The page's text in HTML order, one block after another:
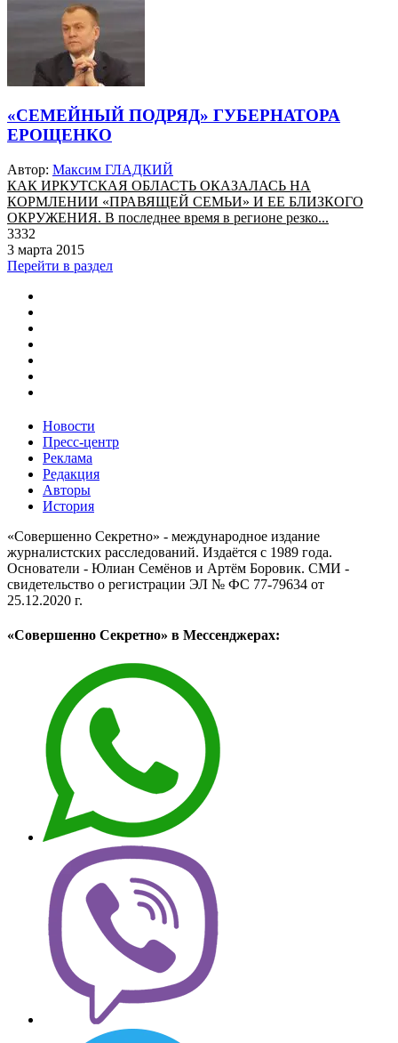
«СЕМЕЙНЫЙ ПОДРЯД» ГУБЕРНАТОРА
ЕРОЩЕНКО
Автор: Максим ГЛАДКИЙ
КАК ИРКУТСКАЯ ОБЛАСТЬ ОКАЗАЛАСЬ НА
КОРМЛЕНИИ «ПРАВЯЩЕЙ СЕМЬИ» И ЕЕ БЛИЗКОГО
ОКРУЖЕНИЯ. В последнее время в регионе резко...
3332
3 марта 2015
Перейти в раздел
Новости
Пресс-центр
Реклама
Редакция
Авторы
История
«Совершенно Секретно» - международное издание
журналистских расследований. Издаётся с 1989 года.
Основатели - Юлиан Семёнов и Артём Боровик. CМИ -
свидетельство о регистрации ЭЛ № ФС 77-79634 от
25.12.2020 г.
«Совершенно Секретно» в Мессенджерах: